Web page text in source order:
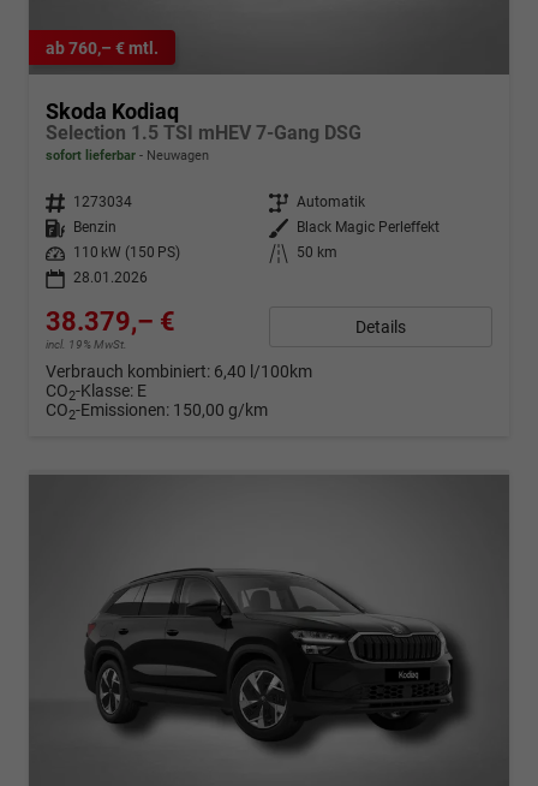
ab 760,– € mtl.
Skoda Kodiaq
Selection 1.5 TSI mHEV 7-Gang DSG
sofort lieferbar Neuwagen
Fahrzeugnr. 1273034 Getriebe Automatik
Kraftstoff
Benzin Außenfarbe
Black Magic Perleffekt
Leistung
110 kW (150 PS) Kilometerstand
50 km
28.01.2026
38.379,– €
incl. 19% MwSt.
Details
Verbrauch kombiniert: 6,40 l/100km
CO2-Klasse: E
CO2-Emissionen: 150,00 g/km